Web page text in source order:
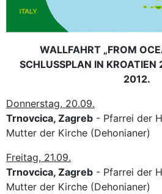
WALLFAHRT „FROM
SCHLUSSPLAN IN
2012.
Donnerstag, 20.09.
Trnovcica, Zagreb - Pfarrei der
Mutter der Kirche (Dehonianer)
Freitag, 21.09.
Trnovcica, Zagreb - Pfarrei der
Mutter der Kirche (Dehonianer)